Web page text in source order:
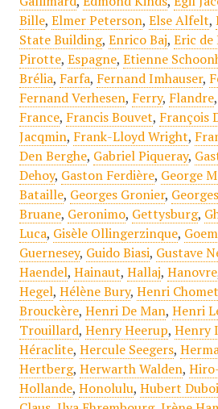
Bille, Elmer Peterson, Else Alfelt,
State Building, Enrico Baj, Eric
Pirotte, Espagne, Etienne
Brélia, Farfa, Fernand Imhauser,
Fernand Verhesen, Ferry, Flandre,
France, Francis Bouvet, François
Jacqmin, Frank-Lloyd Wright,
Den Berghe, Gabriel Piqueray,
Dehoy, Gaston Ferdière, George
Bataille, Georges Gronier,
Bruane, Geronimo, Gettysburg,
Luca, Gisèle Ollingerzinque,
Guernesey, Guido Biasi, Gustave
Haendel, Hainaut, Hallaj, Hanovre
Hegel, Hélène Bury, Henri
Brouckère, Henri De Man, Henri
Trouillard, Henry Heerup, Henry
Héraclite, Hercule Seegers,
Hertberg, Herwarth Walden,
Hollande, Honolulu, Hubert